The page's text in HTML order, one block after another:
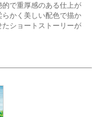
で重厚感のある仕上が
かく美しい配色で描か
ショートストーリーが